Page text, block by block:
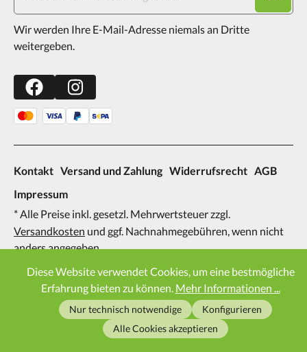
Wir werden Ihre E-Mail-Adresse niemals an Dritte
weitergeben.
Kontakt Versand und Zahlung Widerrufsrecht AGB
Impressum
* Alle Preise inkl. gesetzl. Mehrwertsteuer zzgl.
Versandkosten und ggf. Nachnahmegebühren, wenn nicht
anders angegeben.
2026
Diese Website verwendet Cookies, um eine bestmögliche
Erfahrung bieten zu können. Mehr Informationen ...
Nur technisch notwendige
Konfigurieren
Alle Cookies akzeptieren